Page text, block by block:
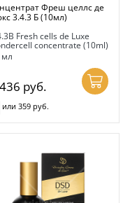
Фреш целлс де
3.4.3 Б (10мл)
Fresh cells de Luxe
concentrate (10ml)
мл
руб.
или 359 руб.